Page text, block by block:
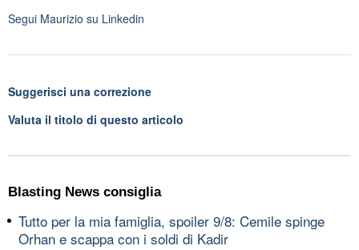
Segui Maurizio su Linkedin
Suggerisci una correzione
Valuta il titolo di questo articolo
Blasting News consiglia
Tutto per la mia famiglia, spoiler 9/8: Cemile spinge
Orhan e scappa con i soldi di Kadir